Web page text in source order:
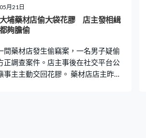
千元及吊扣駕照1年。 網民：又是個
制 畫面曝光後，許多網民抨擊司機
、「開車到底是多瞎才會這樣撞下
行人地獄，根本開
月21日
埔藥材店偷大袋花膠 店主發相緝
夠膽偷
間藥材店發生偷竊案，一名男子疑偷
正調查案件。店主事後在社交平台公
事主主動交回花膠。 藥材店店主昨日